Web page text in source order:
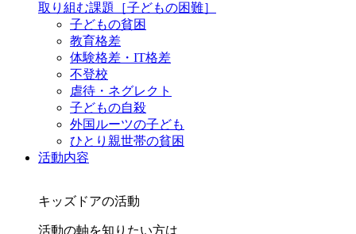
取り組む課題
［子どもの困難］
子どもの貧困
教育格差
体験格差・IT格差
不登校
虐待・ネグレクト
子どもの自殺
外国ルーツの子ども
ひとり親世帯の貧困
活動内容
キッズドアの活動
活動の軸を知りたい方は